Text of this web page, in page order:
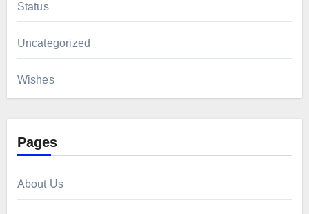
Status
Uncategorized
Wishes
Pages
About Us